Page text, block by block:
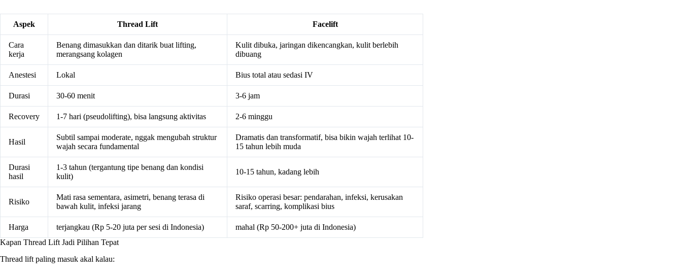
Aspek Thread Lift Facelift
Cara
kerja
Benang dimasukkan dan ditarik buat lifting,
merangsang kolagen
Kulit dibuka, jaringan dikencangkan, kulit berlebih
dibuang
Anestesi Lokal Bius total atau sedasi IV
Durasi 30-60 menit 3-6 jam
Recovery 1-7 hari (pseudolifting), bisa langsung aktivitas 2-6 minggu
Hasil
Subtil sampai moderate, nggak mengubah struktur
wajah secara fundamental
Dramatis dan transformatif, bisa bikin wajah terlihat 10-
15 tahun lebih muda
Durasi
hasil
1-3 tahun (tergantung tipe benang dan kondisi
kulit)
10-15 tahun, kadang lebih
Risiko
Mati rasa sementara, asimetri, benang terasa di
bawah kulit, infeksi jarang
Risiko operasi besar: pendarahan, infeksi, kerusakan
saraf, scarring, komplikasi bius
Harga terjangkau (Rp 5-20 juta per sesi di Indonesia)
mahal (Rp 50-200+ juta di Indonesia)
Kapan Thread Lift Jadi Pilihan Tepat
Thread lift paling masuk akal kalau: